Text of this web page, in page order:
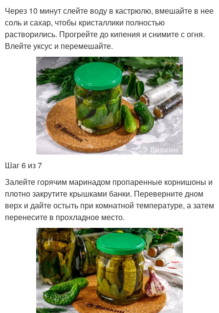
Через 10 минут слейте воду в кастрюлю, вмешайте в нее
соль и сахар, чтобы кристаллики полностью
растворились. Прогрейте до кипения и снимите с огня.
Влейте уксус и перемешайте.
Шаг 6 из 7
Залейте горячим маринадом пропаренные корнишоны и
плотно закрутите крышками банки. Переверните дном
верх и дайте остыть при комнатной температуре, а затем
перенесите в прохладное место.